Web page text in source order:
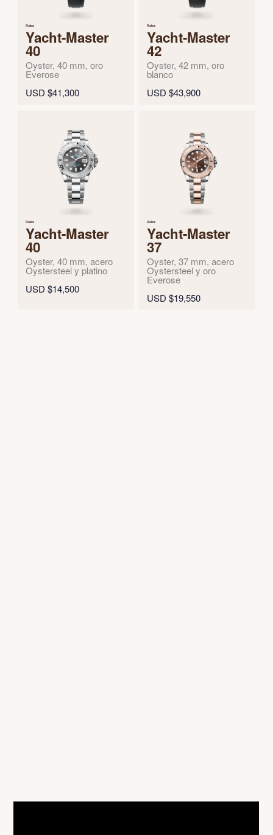
Rolex
Yacht-Master
40
Oyster, 40 mm, oro
Everose
USD $41,300
Rolex
Yacht-Master
42
Oyster, 42 mm, oro
blanco
USD $43,900
Rolex
Yacht-Master
40
Oyster, 40 mm, acero
Oystersteel y platino
USD $14,500
Rolex
Yacht-Master
37
Oyster, 37 mm, acero
Oystersteel y oro
Everose
USD $19,550